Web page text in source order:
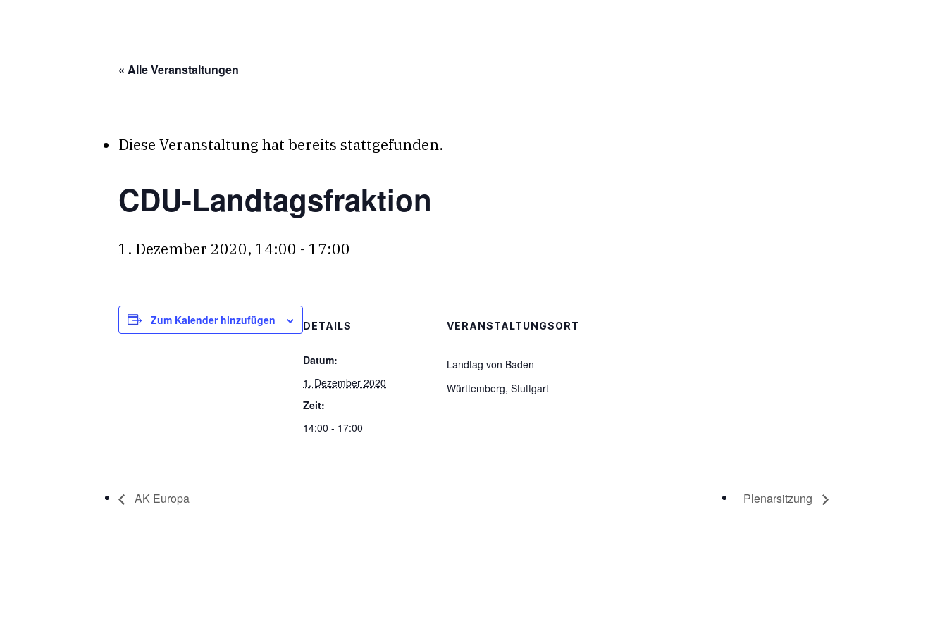
« Alle Veranstaltungen
Diese Veranstaltung hat bereits stattgefunden.
CDU-Landtagsfraktion
1. Dezember 2020, 14:00 - 17:00
Zum Kalender hinzufügen DETAILS
Datum:
1. Dezember 2020
Zeit:
14:00 - 17:00
VERANSTALTUNGSORT
Landtag von Baden-
Württemberg, Stuttgart
AK Europa Plenarsitzung